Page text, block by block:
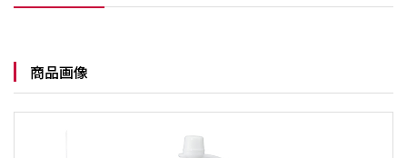
商品画像